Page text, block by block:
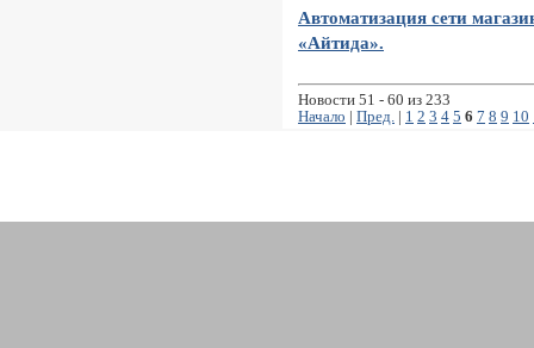
Автоматизация сети
«Айтида».
Новости 51 - 60 из 233
Начало | Пред. | 1 2 3 4 5 6 7 8 9 10